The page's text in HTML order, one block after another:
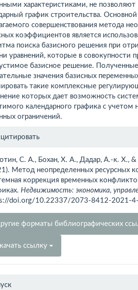
характеристиками, не позволяют
график строительства.
совершенствования метода
коэффициентов является
поиска базисного решения при
уравнений, которые в совокупности
базисное решение.
значения базисных
такие комплексные
которых дает возможность
календарного графика с учетом
ограничений.
С. А., Бохан, Х. А., Дадар, А.-к. Х.,
Метод неопределенных ресурсных
коррекция временных
Недвижимость: экономика,
doi.org/10.22337/2073-8412-2021-
форматы библиографических
ссылку